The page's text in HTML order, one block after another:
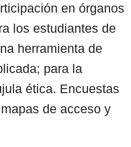
en órganos
los estudiantes de
herramienta de
para la
ética. Encuestas
de acceso y